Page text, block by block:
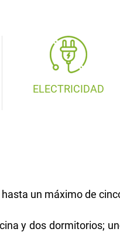
ELECTRICIDAD
un máximo de
y dos dormitorios;